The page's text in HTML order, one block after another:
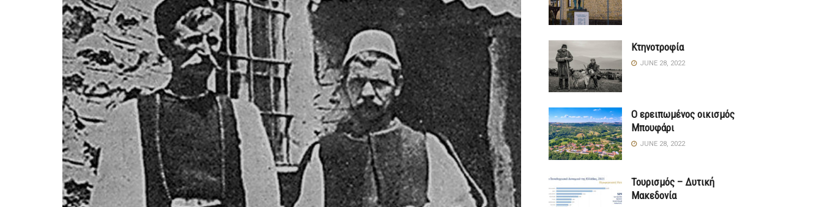
Κτηνοτροφία
JUNE 28, 2022
Ο ερειπωμένος οικισμός
Μπουφάρι
JUNE 28, 2022
Τουρισμός – Δυτική
Μακεδονία